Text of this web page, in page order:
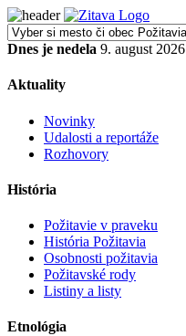
Dnes je nedela 9. august 2026
Aktuality
Novinky
Udalosti a reportáže
Rozhovory
História
Požitavie v praveku
História Požitavia
Osobnosti požitavia
Požitavské rody
Listiny a listy
Etnológia